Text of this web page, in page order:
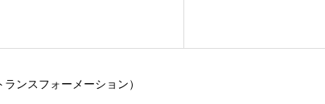
ンスフォーメーション）